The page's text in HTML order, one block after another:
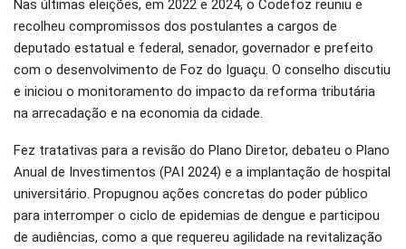
Nas últimas eleições, em 2022 e 2024, o Codefoz reuniu e
recolheu compromissos dos postulantes a cargos de
deputado estatual e federal, senador, governador e prefeito
com o desenvolvimento de Foz do Iguaçu. O conselho discutiu
e iniciou o monitoramento do impacto da reforma tributária
na arrecadação e na economia da cidade.
Fez tratativas para a revisão do Plano Diretor, debateu o Plano
Anual de Investimentos (PAI 2024) e a implantação de hospital
universitário. Propugnou ações concretas do poder público
para interromper o ciclo de epidemias de dengue e participou
de audiências, como a que requereu agilidade na revitalização